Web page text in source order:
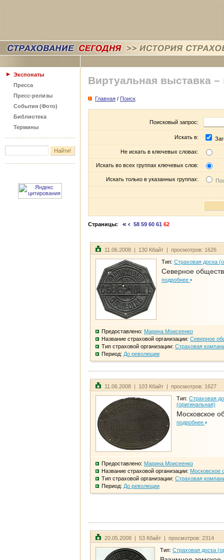
Экспонаты
Пресса
Пресс-релизы
События (Фото)
Библиотека
Термины
Виртуальная выставка –
Главная / Поиск
Поисковый запрос:
Искать в:
Не искать в ключевых словах:
Искать во всех группах ключевых слов:
Искать только в указанных группах:
Страницы: 58 59 60 61 62
11.06.2008 | 130 Кбайт | просмотров: 1626
Тип: Страховая доска
Северное
подробнее
Предоставлено: Марина Моисеенко
Название страховой организации: Северное
Тип страховой организации: Страховая
Период: До революции
11.06.2008 | 103 Кбайт | просмотров: 1627
Тип: Страховая
(оригинальная)
Московское
подробнее
Предоставлено: Марина Моисеенко
Название страховой организации: Московское
Тип страховой организации: Страховая
Период: До революции
20.05.2008 | 53 Кбайт | просмотров: 2314
Тип: Страховая доска